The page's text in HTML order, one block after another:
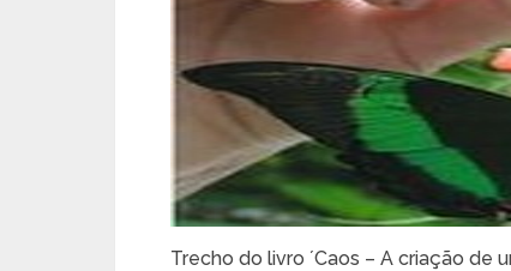
Trecho do livro ´Caos – A criação de